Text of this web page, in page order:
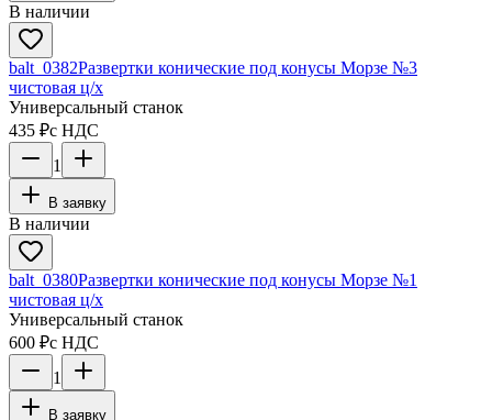
В наличии
balt_0382Развертки конические под конусы Морзе №3
чистовая ц/х
Универсальный станок
435 ₽с НДС
1
В заявку
В наличии
balt_0380Развертки конические под конусы Морзе №1
чистовая ц/х
Универсальный станок
600 ₽с НДС
1
В заявку